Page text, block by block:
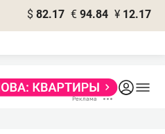
$ 82.17 € 94.84 ¥ 12.17